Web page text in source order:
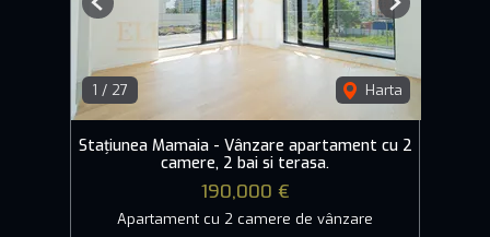
1 / 27 Harta
Previous Next
Stațiunea Mamaia - Vânzare apartament cu 2
camere, 2 bai si terasa.
190,000 €
Apartament cu 2 camere de vânzare